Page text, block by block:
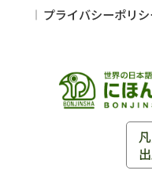
プライバシーポリシ